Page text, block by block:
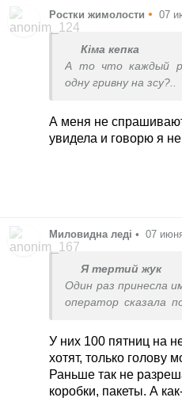
Ростки жимолости • 07
Кіма кепка
А то что каждый
одну гривну на зсу?..
А меня не
увидела и говорю я
Миловидна леді • 07
Я тертий жук
Один раз принесла
оператор сказала
вывернуть
оказалось внутри.
давно,
У них 100 пятниц на
хотят, только голову
Раньше так не
коробки, пакеты. А